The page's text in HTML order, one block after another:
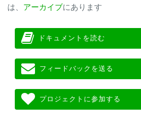
は、 アーカイブにあります
ドキュメントを読む
フィードバックを送る
プロジェクトに参加する